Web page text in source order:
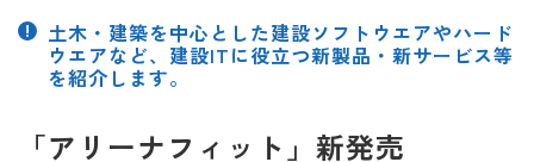
土木・建築を中心とした建設ソフトウエアやハード
ウエアなど、建設ITに役立つ新製品・新サービス等
を紹介します。
「アリーナフィット」新発売